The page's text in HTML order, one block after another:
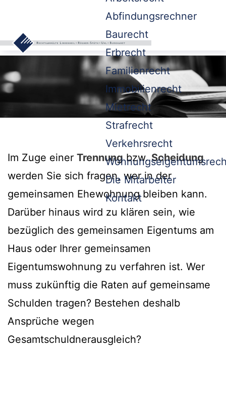
Abfindungsrechner
Baurecht
Erbrecht
Familienrecht
Immobilienrecht
Mietrecht
Strafrecht
Verkehrsrecht
Die Mitarbeiter
Kontakt
Im Zuge einer Trennungbzw.Scheidung
werden Sie sich fragen, wer in der
gemeinsamen Ehewohnung bleiben kann.
Darüber hinaus wird zu klären sein, wie
bezüglich des gemeinsamen Eigentums am
Haus oder Ihrer gemeinsamen
Eigentumswohnung zu verfahren ist. Wer
muss zukünftig die Raten auf gemeinsame
Schulden tragen? Bestehen deshalb
Ansprüche wegen
Gesamtschuldnerausgleich?